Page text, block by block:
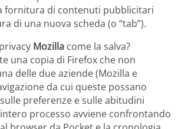
fornitura di contenuti pubblicitari
di una nuova scheda (o “tab”).
Mozilla come la salva?
una copia di Firefox che non
delle due aziende (Mozilla e
da cui queste possano
preferenze e sulle abitudini
processo avviene confrontando